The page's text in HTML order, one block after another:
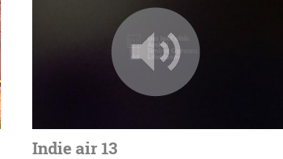
Indie air 13